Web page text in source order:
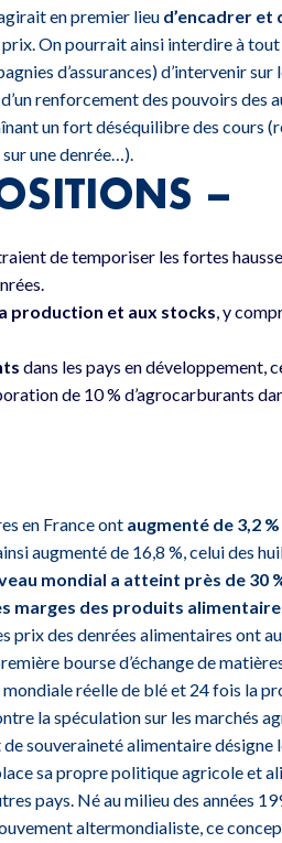
en premier lieu d’encadrer et
On pourrait ainsi interdire à
d’assurances) d’intervenir sur
renforcement des pouvoirs des
un fort déséquilibre des cours
une denrée…).
–
de temporiser les fortes
production et aux stocks, y
dans les pays en développement,
de 10 % d’agrocarburants
en France ont augmenté de 3,2
augmenté de 16,8 %, celui des
mondial a atteint près de 30
marges des produits
des denrées alimentaires ont
bourse d’échange de
réelle de blé et 24 fois la
la spéculation sur les marchés
de souveraineté alimentaire désigne
sa propre politique agricole et
pays. Né au milieu des années
altermondialiste, ce